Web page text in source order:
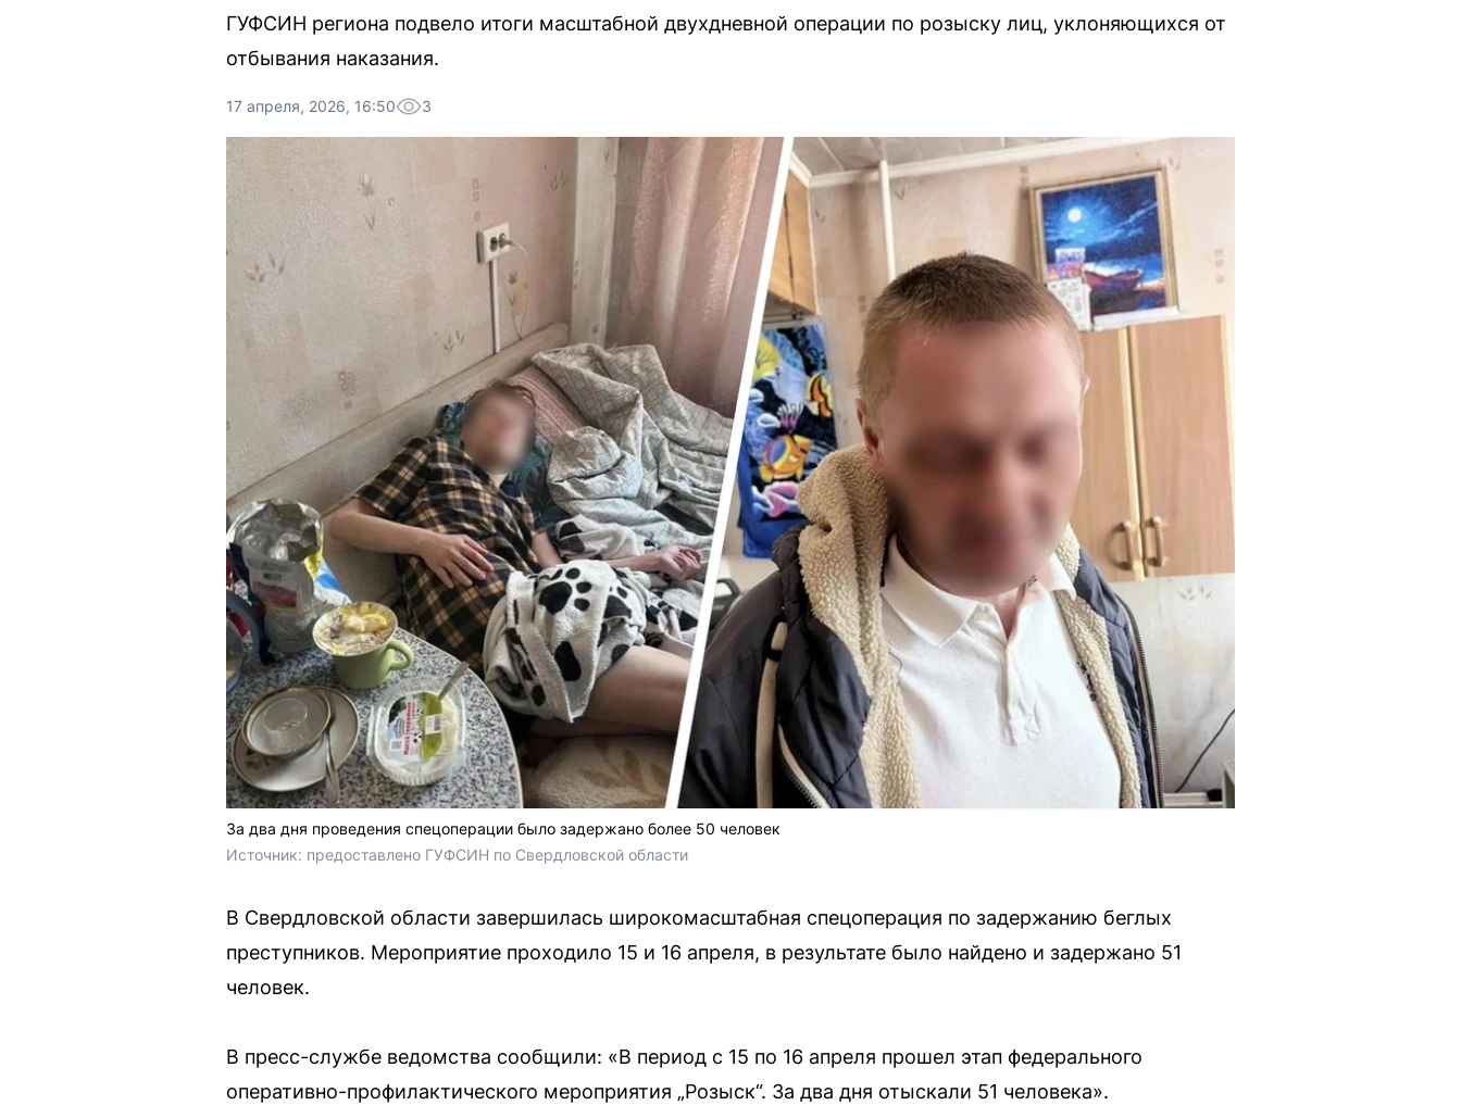
ГУФСИН региона подвело итоги масштабной двухдневной операции по розыску лиц, уклоняющихся от
отбывания наказания.
17 апреля, 2026, 16:50 3
За два дня проведения спецоперации было задержано более 50 человек
Источник: предоставлено ГУФСИН по Свердловской области
В Свердловской области завершилась широкомасштабная спецоперация по задержанию беглых
преступников. Мероприятие проходило 15 и 16 апреля, в результате было найдено и задержано 51
человек.
В пресс-службе ведомства сообщили: «В период с 15 по 16 апреля прошел этап федерального
оперативно-профилактического мероприятия „Розыск“. За два дня отыскали 51 человека».